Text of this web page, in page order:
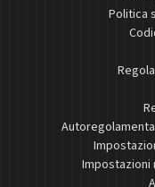
Politica
Impostazioni